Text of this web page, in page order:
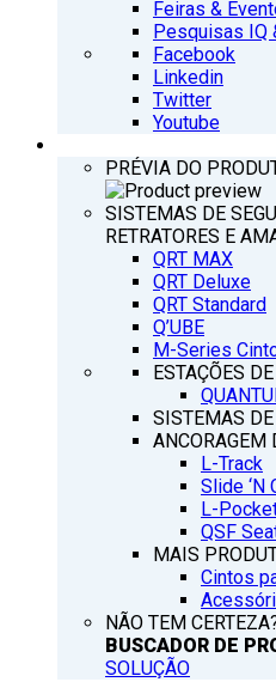
Feiras &
Pesquisas IQ
Facebook
Linkedin
Twitter
Youtube
PRÉVIA DO
SISTEMAS DE
RETRATORES E
QRT MAX
QRT Deluxe
QRT Standard
Q’UBE
M-Series
ESTAÇÕES
SISTEMAS
ANCORAGEM
L-Track
Slide ‘N
L-
QSF
MAIS
Cintos
NÃO TEM
BUSCADOR DE
SOLUÇÃO